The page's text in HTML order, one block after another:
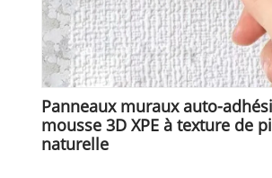
Panneaux muraux auto-
mousse 3D XPE à texture de
naturelle